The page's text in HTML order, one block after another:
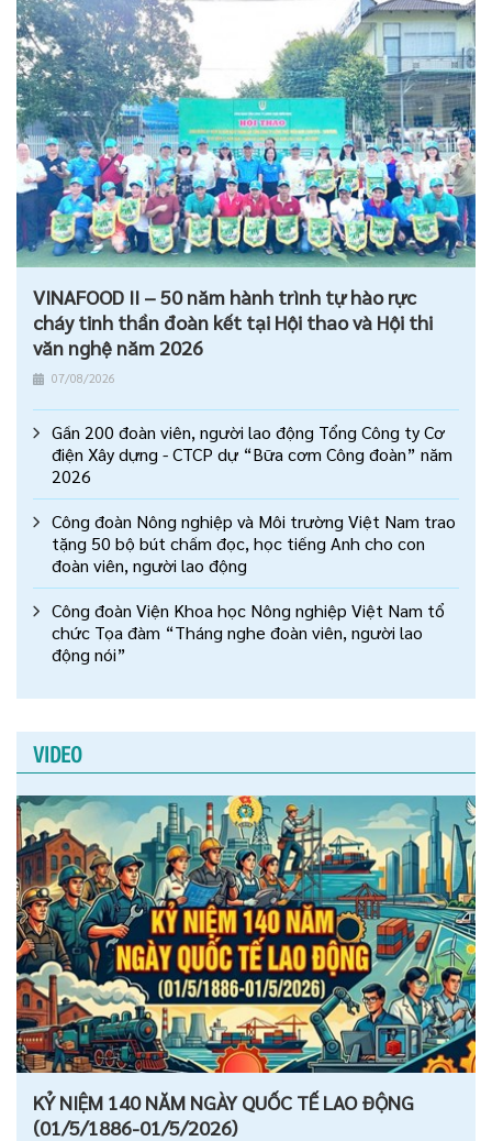
VINAFOOD II – 50 năm hành trình tự hào rực
cháy tinh thần đoàn kết tại Hội thao và Hội thi
văn nghệ năm 2026
07/08/2026
Gần 200 đoàn viên, người lao động Tổng Công ty Cơ
điện Xây dựng - CTCP dự “Bữa cơm Công đoàn” năm
2026
Công đoàn Nông nghiệp và Môi trường Việt Nam trao
tặng 50 bộ bút chấm đọc, học tiếng Anh cho con
đoàn viên, người lao động
Công đoàn Viện Khoa học Nông nghiệp Việt Nam tổ
chức Tọa đàm “Tháng nghe đoàn viên, người lao
động nói”
VIDEO
KỶ NIỆM 140 NĂM NGÀY QUỐC TẾ LAO ĐỘNG
(01/5/1886-01/5/2026)